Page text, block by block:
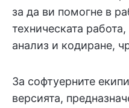
за да ви помогне в
техническата
анализ и кодиране,
За софтуерните
версията,